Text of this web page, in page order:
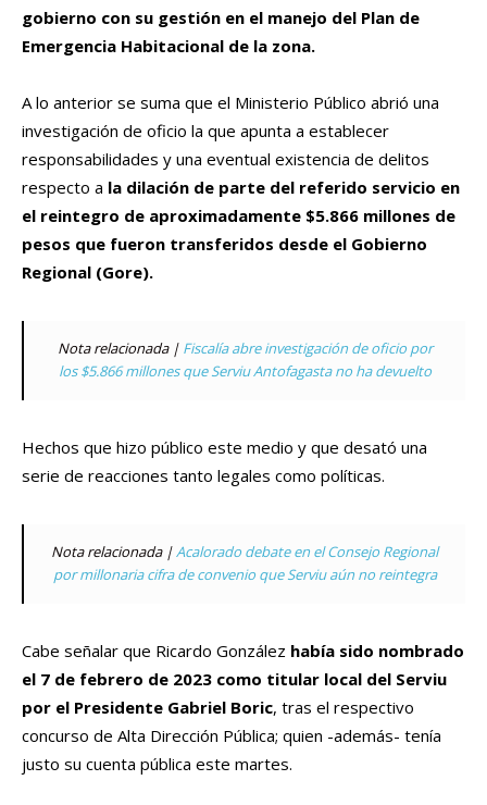
gobierno con su gestión en el manejo del Plan de
Emergencia Habitacional de la zona.
A lo anterior se suma que el Ministerio Público abrió una
investigación de oficio la que apunta a establecer
responsabilidades y una eventual existencia de delitos
respecto a la dilación de parte del referido servicio en
el reintegro de aproximadamente $5.866 millones de
pesos que fueron transferidos desde el Gobierno
Regional (Gore).
Nota relacionada | Fiscalía abre investigación de oficio por
los $5.866 millones que Serviu Antofagasta no ha devuelto
Hechos que hizo público este medio y que desató una
serie de reacciones tanto legales como políticas.
Nota relacionada |Acalorado debate en el Consejo Regional
por millonaria cifra de convenio que Serviu aún no reintegra
Cabe señalar que Ricardo González había sido nombrado
el 7 de febrero de 2023 como titular local del Serviu
por el Presidente Gabriel Boric, tras el respectivo
concurso de Alta Dirección Pública; quien -además- tenía
justo su cuenta pública este martes.